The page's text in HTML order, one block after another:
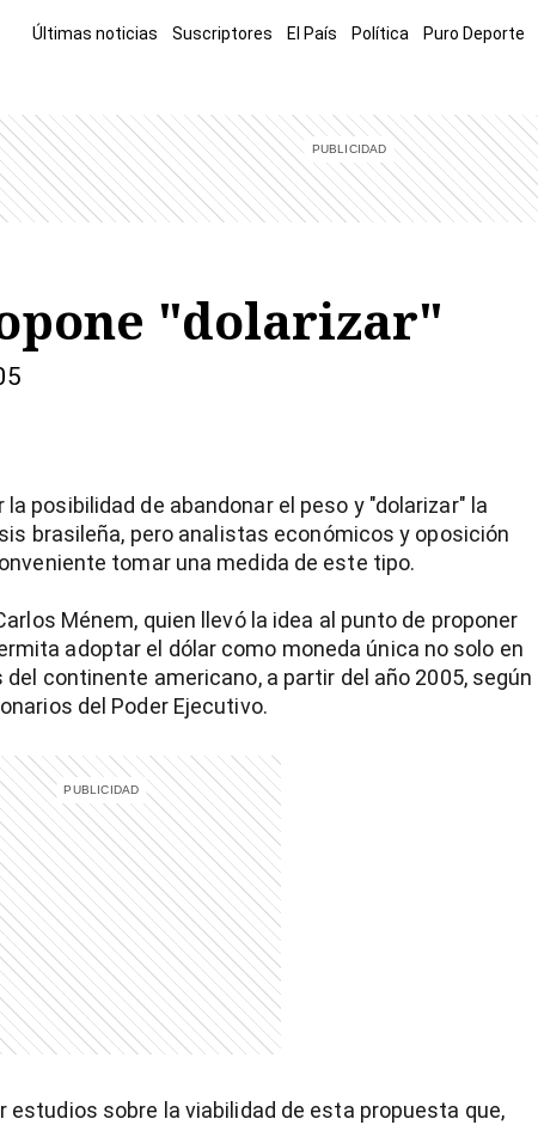
Últimas noticias Suscriptores El País Política Puro Deporte
"dolarizar"
posibilidad de abandonar el peso y "dolarizar" la
brasileña, pero analistas económicos y oposición
tomar una medida de este tipo.
Ménem, quien llevó la idea al punto de proponer
adoptar el dólar como moneda única no solo en
continente americano, a partir del año 2005, según
del Poder Ejecutivo.
estudios sobre la viabilidad de esta propuesta que,